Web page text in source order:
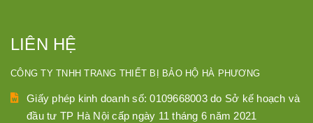
LIÊN HỆ
CÔNG TY TNHH TRANG THIẾT BỊ BẢO HỘ HÀ PHƯƠNG
Giấy phép kinh doanh số: 0109668003 do Sở kế hoạch và
đầu tư TP Hà Nội cấp ngày 11 tháng 6 năm 2021